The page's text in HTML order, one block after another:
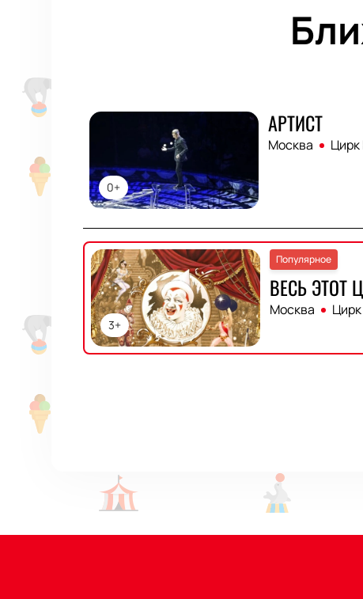
0+
АРТИСТ
Москва Цирк
3+
Популярное
ВЕСЬ ЭТОТ
Москва